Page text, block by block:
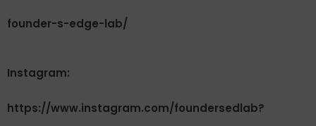
founder-s-edge-lab/
Instagram:
https://www.instagram.com/foundersedlab?